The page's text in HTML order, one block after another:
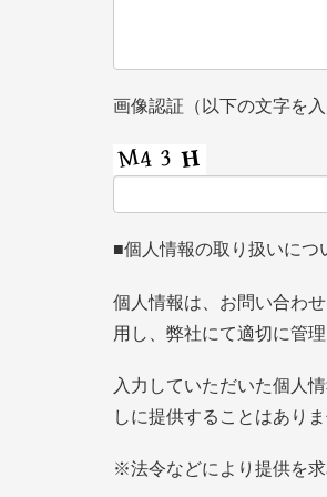
画像認証（以下の文字を入
■個人情報の取り扱いにつ
個人情報は、お問い合わ
用し、弊社にて適切に管理
入力していただいた個人
しに提供することはありま
※法令などにより提供を求